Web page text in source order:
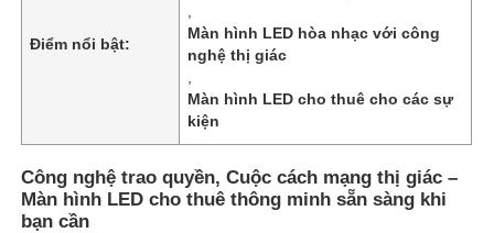
Điểm nổi bật:
Màn hình LED hòa nhạc với công
nghệ thị giác
Màn hình LED cho thuê cho các sự
kiện
Công nghệ trao quyền, Cuộc cách mạng thị giác –
Màn hình LED cho thuê thông minh sẵn sàng khi
bạn cần